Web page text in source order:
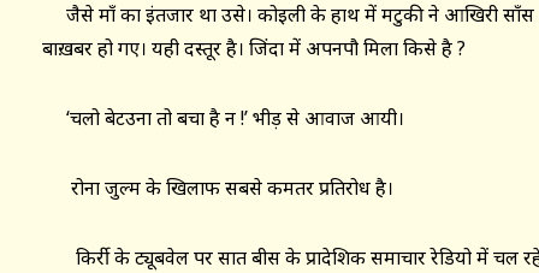
जैसे माँ का इंतजार था उसे। कोइली के हाथ में मटुकी ने आखिरी साँस
बाख़बर हो गए। यही दस्तूर है। जिंदा में अपनपौ मिला किसे है ?
‘चलो बेटउना तो बचा है न !’ भीड़ से आवाज आयी।
रोना जुल्म के खिलाफ सबसे कमतर प्रतिरोध है।
किर्री के ट्यूबवेल पर सात बीस के प्रादेशिक समाचार रेडियो में चल रहे